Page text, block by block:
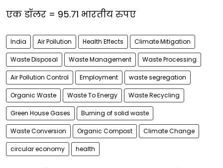
एक डॉलर = 95.71 भारतीय रुपए
India Air Pollution Health Effects Climate Mitigation
Waste Disposal Waste Management Waste Processing
Air Pollution Control Employment waste segregation
Organic Waste Waste To Energy Waste Recycling
Green House Gases Burning of solid waste
Waste Conversion Organic Compost Climate Change
circular economy health